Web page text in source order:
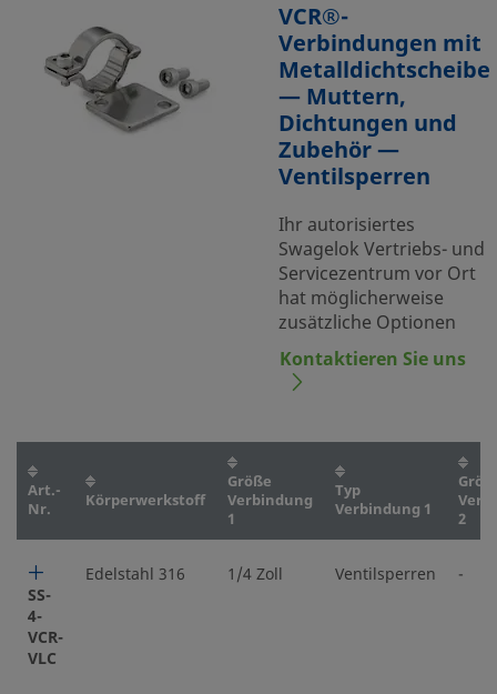
VCR®-
Verbindungen mit
Metalldichtscheibe
— Muttern,
Dichtungen und
Zubehör —
Ventilsperren
Ihr autorisiertes
Swagelok Vertriebs- und
Servicezentrum vor Ort
hat möglicherweise
zusätzliche Optionen
Kontaktieren Sie uns
Art.-
Nr.
Körperwerkstoff
Größe
Verbindung
1
Typ
Verbindung 1
2
SS-
4-
VCR-
VLC
Edelstahl 316 1/4 Zoll Ventilsperren -